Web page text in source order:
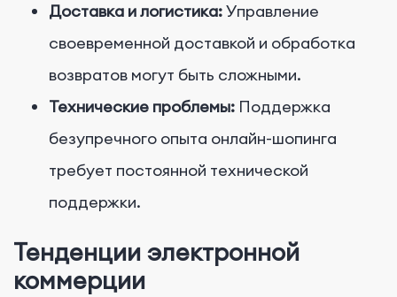
Доставка и логистика:Управление
своевременной доставкой и обработка
возвратов могут быть сложными.
Технические проблемы: Поддержка
безупречного опыта онлайн-шопинга
требует постоянной технической
поддержки.
Тенденции электронной
коммерции